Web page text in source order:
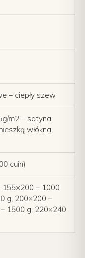
– ciepły szew
m2 – satyna
włókna
cuin)
155×200 – 1000
g, 200×200 –
1500 g, 220×240